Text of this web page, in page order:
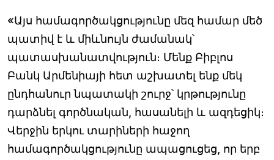
«Այս համագործակցությունը մեզ համար մեծ
պատիվ է և միևնույն ժամանակ՝
պատասխանատվություն։ Մենք Բիբլոս
Բանկ Արմենիայի հետ աշխատել ենք մեկ
ընդհանուր նպատակի շուրջ՝ կրթությունը
դարձնել գործնական, հասանելի և ազդեցիկ։
Վերջին երկու տարիների հաջող
համագործակցությունը ապացուցեց, որ երբ